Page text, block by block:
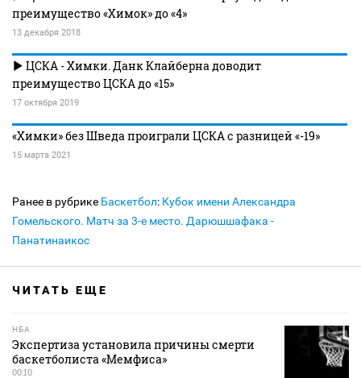
преимущество «Химок» до «4»
13 декабря 2018
ЦСКА - Химки. Данк Клайберна доводит
преимущество ЦСКА до «15»
17 октября 2019
«Химки» без Шведа проиграли ЦСКА с разницей «-19»
15 марта 2021
Ранее в рубрике Баскетбол: Кубок имени Александра
Гомельского. Матч за 3-е место. Дарюшшафака -
Панатинаикос
ЧИТАТЬ ЕЩЕ
НБА
Экспертиза установила причины смерти
баскетболиста «Мемфиса»
00:10